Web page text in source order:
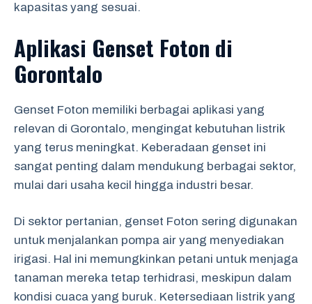
kapasitas yang sesuai.
Aplikasi Genset Foton di
Gorontalo
Genset Foton memiliki berbagai aplikasi yang
relevan di Gorontalo, mengingat kebutuhan listrik
yang terus meningkat. Keberadaan genset ini
sangat penting dalam mendukung berbagai sektor,
mulai dari usaha kecil hingga industri besar.
Di sektor pertanian, genset Foton sering digunakan
untuk menjalankan pompa air yang menyediakan
irigasi. Hal ini memungkinkan petani untuk menjaga
tanaman mereka tetap terhidrasi, meskipun dalam
kondisi cuaca yang buruk. Ketersediaan listrik yang